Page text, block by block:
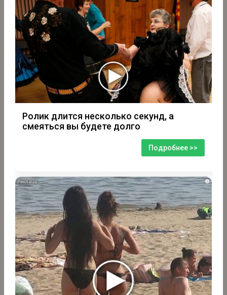
Ролик длится несколько секунд, а
смеяться вы будете долго
Подробнее >>
i